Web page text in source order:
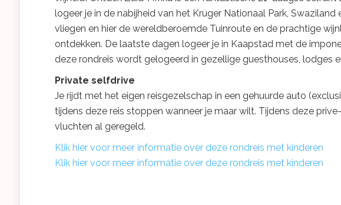
logeer je in de nabijheid van het Kruger Nationaal Park,
vliegen en hier de wereldberoemde Tuinroute en de prachtige
ontdekken. De laatste dagen logeer je in Kaapstad met de
deze rondreis wordt gelogeerd in gezellige guesthouses, lodges
Private selfdrive
Je rijdt met het eigen reisgezelschap in een gehuurde auto
tijdens deze reis stoppen wanneer je maar wilt. Tijdens deze
vluchten al geregeld.
Klik hier voor meer informatie over deze rondreis met kinderen
Klik hier voor meer informatie over deze rondreis met kinderen